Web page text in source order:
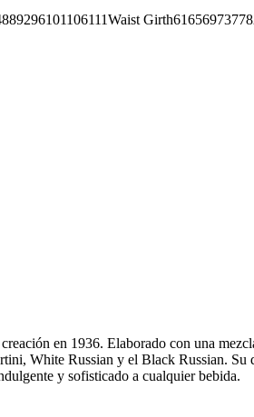
en 1936. Elaborado con una
White Russian y el Black Russian.
y sofisticado a cualquier bebida.